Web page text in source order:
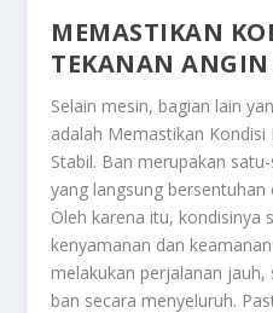
MEMASTIKAN
TEKANAN
Selain mesin, bagian lain
adalah Memastikan Kondisi
Stabil. Ban merupakan
yang langsung
Oleh karena itu, kondisinya
kenyamanan dan
melakukan perjalanan jauh,
ban secara menyeluruh.